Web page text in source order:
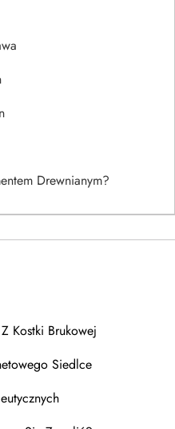
Drewnianym?
Kostki Brukowej
Siedlce